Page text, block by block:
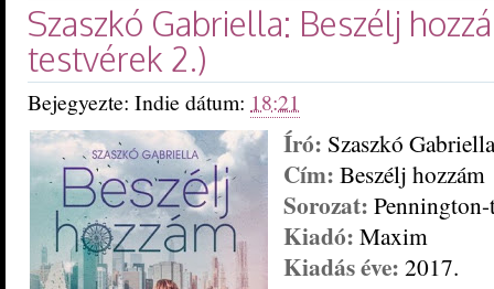
Szaszkó Gabriella: Beszélj
testvérek 2.)
Bejegyezte: Indie dátum: 18:21
Író: Szaszkó Gabriella
Cím: Beszélj hozzám
Sorozat:
Kiadó: Maxim
Kiadás éve: 2017.